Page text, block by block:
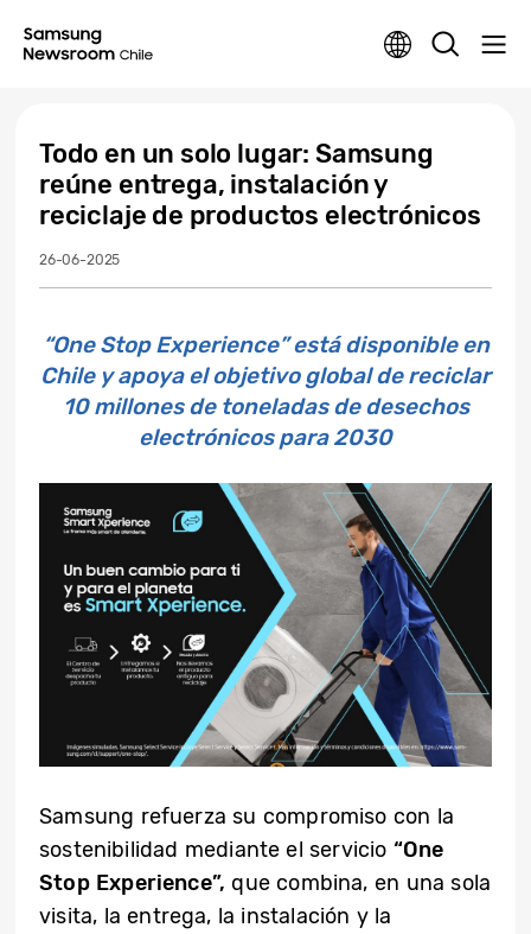
Todo en un solo lugar: Samsung
reúne entrega, instalación y
reciclaje de productos electrónicos
26-06-2025
“One Stop Experience” está disponible en
Chile y apoya el objetivo global de reciclar
10 millones de toneladas de desechos
electrónicos para 2030
Samsung refuerza su compromiso con la
sostenibilidad mediante el servicio “One
Stop Experience”, que combina, en una sola
visita, la entrega, la instalación y la